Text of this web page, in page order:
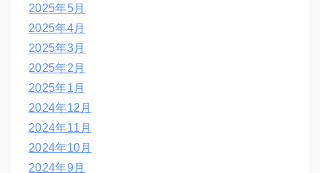
2025年5月
2025年4月
2025年3月
2025年2月
2025年1月
2024年12月
2024年11月
2024年10月
2024年9月